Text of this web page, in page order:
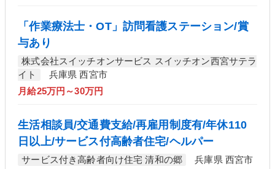
「作業療法士・OT」訪問看護ステーション/賞
与あり
株式会社スイッチオンサービス スイッチオン西宮サテラ
イト
兵庫県 西宮市
月給25万円～30万円
生活相談員/交通費支給/再雇用制度有/年休110
日以上/サービス付高齢者住宅/ヘルパー
サービス付き高齢者向け住宅 清和の郷
兵庫県 西宮市